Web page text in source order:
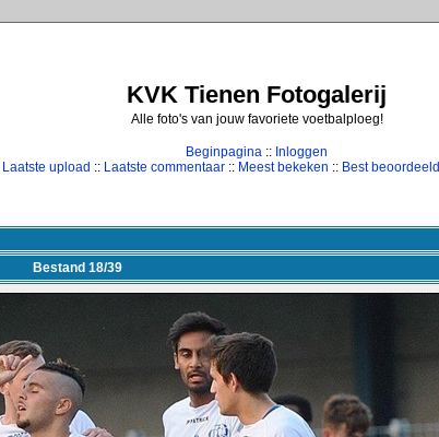
KVK Tienen Fotogalerij
Alle foto's van jouw favoriete voetbalploeg!
Beginpagina :: Inloggen
Laatste upload :: Laatste commentaar:: Meest bekeken :: Best beoordeeld
Bestand 18/39